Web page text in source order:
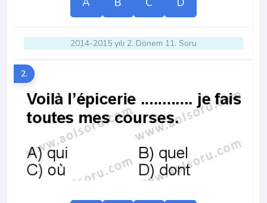
2014-2015 yılı 2. Dönem 11. Soru
2.